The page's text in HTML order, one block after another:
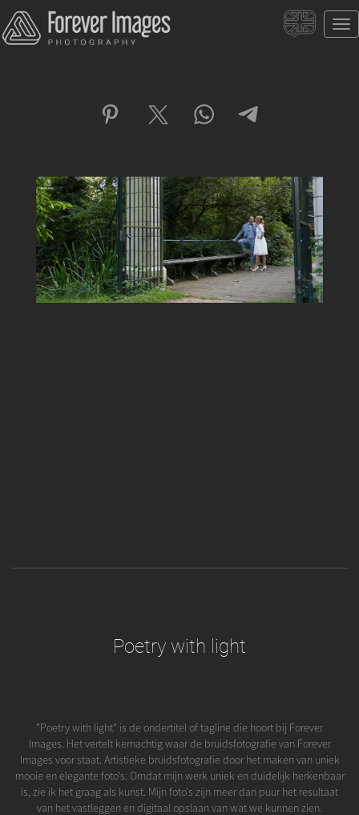
Poetry with light
"Poetry with light" is de ondertitel of tagline die hoort bij Forever
Images. Het vertelt kernachtig waar de bruidsfotografie van Forever
Images voor staat. Artistieke bruidsfotografie door het maken van uniek
mooie en elegante foto's. Omdat mijn werk uniek en duidelijk herkenbaar
is, zie ik het graag als kunst. Mijn foto's zijn meer dan puur het resultaat
van het vastleggen en digitaal opslaan van wat we kunnen zien.